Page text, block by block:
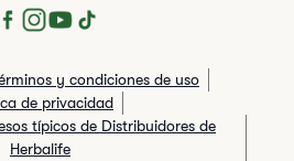
y condiciones de uso
de privacidad
típicos de Distribuidores de
Herbalife